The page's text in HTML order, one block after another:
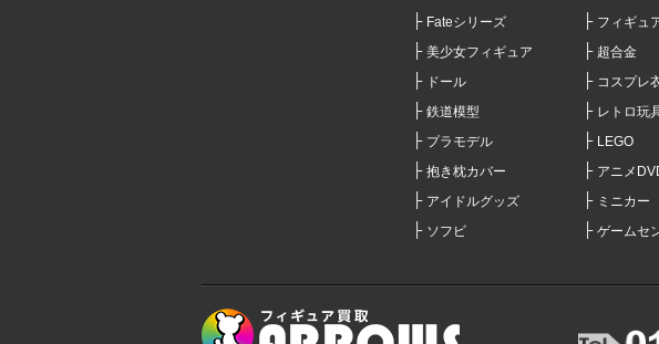
Fateシリーズ フィギュ
美少女フィギュア 超合金
ドール コスプレ
鉄道模型 レトロ玩
プラモデル LEGO
抱き枕カバー アニメ
アイドルグッズ ミニカー
ソフビ ゲームセ